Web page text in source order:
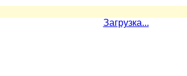
Загрузка...